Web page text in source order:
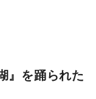
』を踊られた